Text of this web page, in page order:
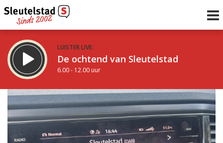
LUISTER LIVE:
De ochtend van Sleutelstad
6.00 - 12.00 uur
STRAKS:
De middag van Sleutelstad
12.00 - 18.00 uur
Vorig uur
uur 1 van 0 Volgend uur